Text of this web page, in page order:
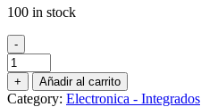
100 in stock
-
Integrado
74LS153
quantity
+ Añadir al carrito
Category: Electronica - Integrados